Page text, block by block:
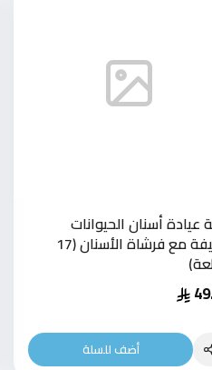
عيادة أسنان الحيوانات
الأليفة مع فرشاة الأسنان (17
أضف للسلة